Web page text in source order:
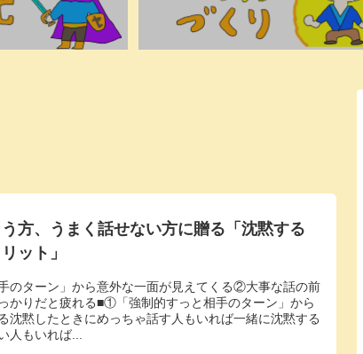
方、うまく話せない方に贈る「沈黙する
ット」
のターン」から意外な一面が見えてくる②大事な話の前
かりだと疲れる■①「強制的すっと相手のターン」から
沈黙したときにめっちゃ話す人もいれば一緒に沈黙する
人もいれば...